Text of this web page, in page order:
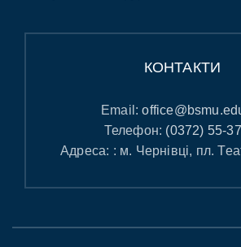
КОНТАКТИ
Email:
Телефон: (0372) 55-
Адреса: : м. Чернівці, пл.